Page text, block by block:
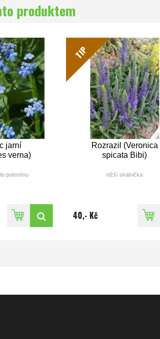
produktem
jarní
verna)
polostínu
modrá
TIP
Rozrazil (Veronica
spicata Bibi)
nižší skalnička
barva: modrá
40,- Kč